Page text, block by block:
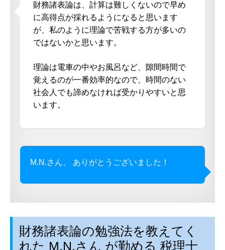
財務諸表論は、計算は難しくないので早め
に高得点が採れるようになると思います
が、私のように理論で苦戦する方が多いの
ではないかと思います。
理論は電車の中やお風呂など、隙間時間で
覚えるのが一番効率的なので、時間のない
社会人でも諦めなければ受かりやすいと思
います。
M.N.さん、 ありがとうございました！
財務諸表論の勉強法を教えてく
れた M.N.さん が勤める 税理士